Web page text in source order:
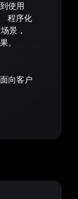
使用
程序化
景，
。
向客户